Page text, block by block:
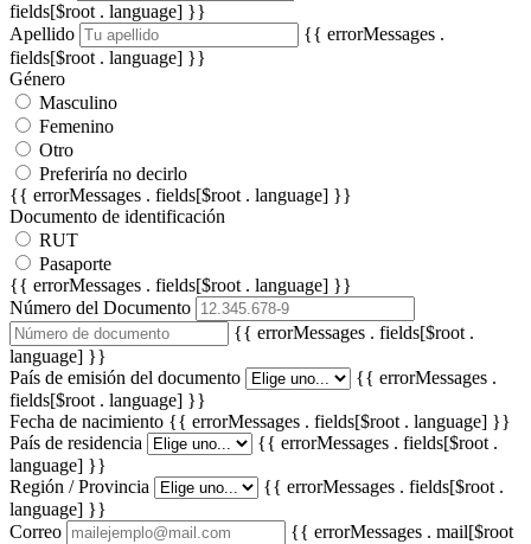
fields[$root . language] }}
Apellido
{{ errorMessages .
fields[$root . language] }}
Género
Masculino
Femenino
Otro
Preferiría no decirlo
{{ errorMessages . fields[$root . language] }}
Documento de identificación
RUT
Pasaporte
{{ errorMessages . fields[$root . language] }}
Número del Documento
{{ errorMessages . fields[$root .
language] }}
País de emisión del documento
{{ errorMessages .
fields[$root . language] }}
Fecha de nacimiento {{ errorMessages . fields[$root . language] }}
País de residencia
{{ errorMessages . fields[$root .
language] }}
Región / Provincia
{{ errorMessages . fields[$root .
language] }}
Correo
{{ errorMessages . mail[$root